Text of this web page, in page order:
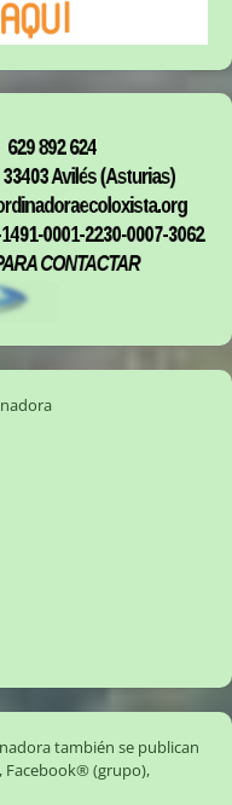
también se publican
Facebook® (grupo),